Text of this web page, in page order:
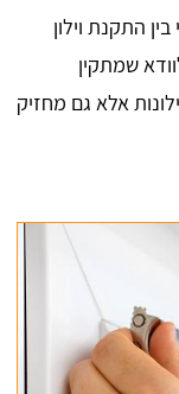
התקנת וילון
שמתקין
אלא גם מחזיק